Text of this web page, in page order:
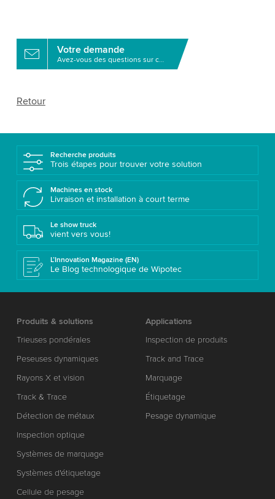
Votre demande
Avez-vous des questions sur ce produit?
Retour
Recherche produits
Trois étapes pour trouver votre solution
Machines en stock
Livraison et installation à court terme
Le show truck
vient vers vous!
L’Innovation Magazine (EN)
Le Blog technologique de Wipotec
Produits & solutions
Trieuses pondérales
Peseuses dynamiques
Rayons X et vision
Track & Trace
Détection de métaux
Inspection optique
Systèmes de marquage
Systèmes d'étiquetage
Cellule de pesage
Applications
Inspection de produits
Track and Trace
Marquage
Étiquetage
Pesage dynamique